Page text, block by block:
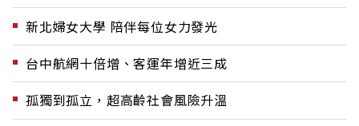
新北婦女大學 陪伴每位女力發光
台中航網十倍增、客運年增近三成
孤獨到孤立，超高齡社會風險升溫